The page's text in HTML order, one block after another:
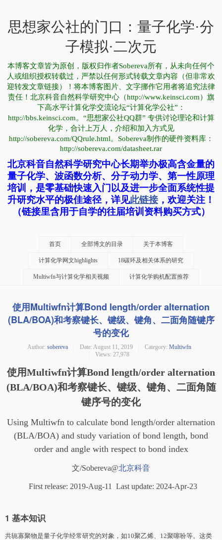
思想家公社的门口：量子化学·分
子模拟·二次元
本博客文章皆为原创，版权归作者Sobereva所有，从未向任何个
人或组织授权转载过，严禁以任何形式转载文章内容（但非常欢
迎转发文章链接）！将本博客图片、文字挪作它用者将追究法律
责任！北京科音自然科学研究中心（http://www.keinsci.com）旗
下高水平计算化学交流论坛“计算化学公社”：
http://bbs.keinsci.com。“思想家公社QQ群” 专供讨论理论和计算
化学，合计上万人，介绍和加入方式见
http://sobereva.com/QQrule.html。Sobereva制作的硬件资料库：
http://sobereva.com/datasheet.rar
北京科音自然科学研究中心长期举办极高含金量的
量子化学、波函数分析、分子动力学、第一性原理
培训，是零基础快速入门以及进一步全面系统性提
升研究水平的极佳途径，详见此链接，欢迎关注！
（链接里含用于自学的往届培训资料购买方式）
首页 全部博文的目录 关于本博客
计算化学网文highlights 18碳环及相关体系的研究
Multiwfn与计算化学相关视频 计算化学购机配置推荐
使用Multiwfn计算Bond length/order alternation
(BLA/BOA)和考察键长、键级、键角、二面角随键序
号的变化
Author: sobereva Date: August 11, 2019 Category: Multiwfn
Views: 27,978
使用Multiwfn计算Bond length/order alternation
(BLA/BOA)和考察键长、键级、键角、二面角随
键序号的变化
Using Multiwfn to calculate bond length/order alternation
(BLA/BOA) and study variation of bond length, bond
order and angle with respect to bond index
文/Sobereva@北京科音
First release: 2019-Aug-11 Last update: 2024-Apr-23
1 基本知识
共轭寡聚物是量子化学经常研究的对象，如10聚乙烯、12聚噻吩等。这类